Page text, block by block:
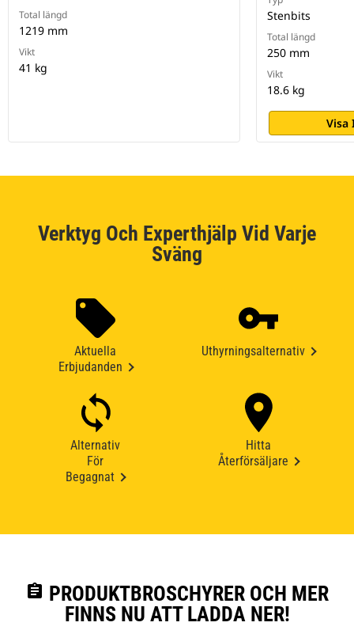
Total längd
1219 mm
Vikt
41 kg
Stenbits
Total längd
250 mm
Vikt
18.6 kg
Visa
Verktyg Och Experthjälp Vid Varje
Sväng
Aktuella
Erbjudanden
Uthyrningsalternativ
Alternativ
För
Begagnat
Hitta
Återförsäljare
assignment PRODUKTBROSCHYRER OCH MER
FINNS NU ATT LADDA NER!